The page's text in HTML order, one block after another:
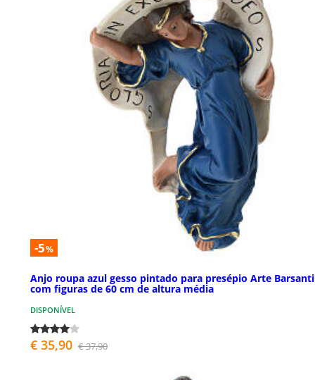
-5%
Anjo roupa azul gesso pintado para presépio Arte Barsanti
com figuras de 60 cm de altura média
DISPONÍVEL
€ 35,90 € 37,90